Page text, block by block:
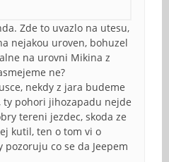
Zde to uvazlo na utesu,
nejakou uroven, bohuzel
na urovni Mikina z
ne?
nekdy z jara budeme
ty pohori jihozapadu nejde
tereni jezdec, skoda ze
kutil, ten o tom vi o
pozoruju co se da Jeepem